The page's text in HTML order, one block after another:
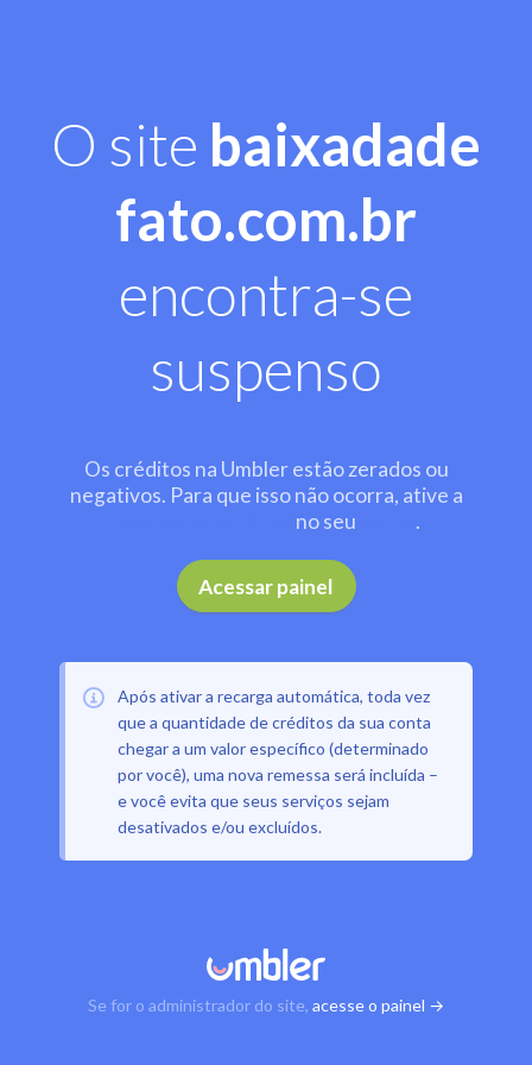
O site baixadade
fato.com.br
encontra-se
suspenso
Os créditos na Umbler estão zerados ou
negativos. Para que isso não ocorra, ative a
no seu .
Acessar painel
Após ativar a recarga automática, toda vez
que a quantidade de créditos da sua conta
chegar a um valor específico (determinado
por você), uma nova remessa será incluída –
e você evita que seus serviços sejam
desativados e/ou excluídos.
Se for o administrador do site, acesse o painel →